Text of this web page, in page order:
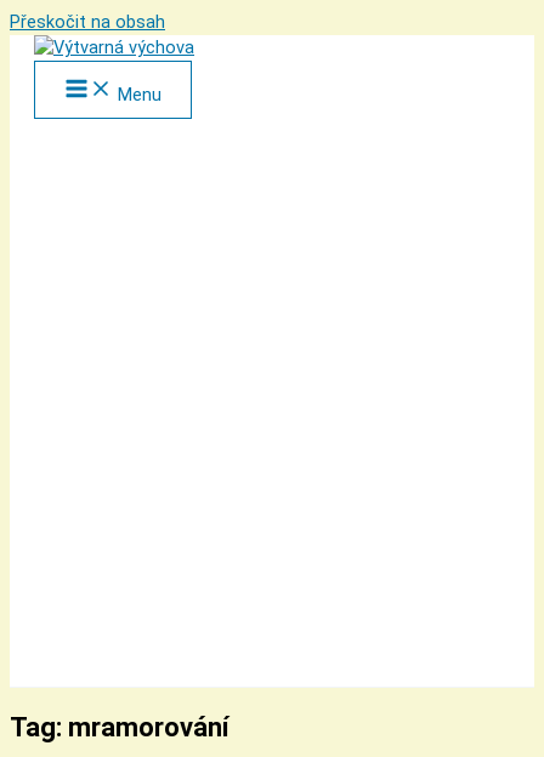
Přeskočit na obsah
Menu
Tag: mramorování